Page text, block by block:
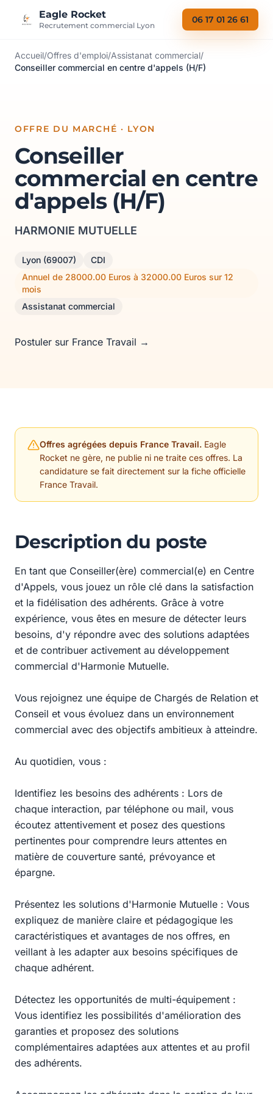
Eagle Rocket
Recrutement commercial Lyon
06 17 01 26 61
Accueil/Offres d'emploi/Assistanat commercial/
Conseiller commercial en centre d'appels (H/F)
OFFRE DU MARCHÉ · LYON
Conseiller
commercial en centre
d'appels (H/F)
HARMONIE MUTUELLE
Lyon (69007)
CDI
Annuel de 28000.00 Euros à 32000.00 Euros sur 12
mois
Assistanat commercial
Postuler sur France Travail →
Offres agrégées depuis France Travail. Eagle
Rocket ne gère, ne publie ni ne traite ces offres. La
candidature se fait directement sur la fiche officielle
France Travail.
Description du poste
En tant que Conseiller(ère) commercial(e) en Centre
d'Appels, vous jouez un rôle clé dans la satisfaction
et la fidélisation des adhérents. Grâce à votre
expérience, vous êtes en mesure de détecter leurs
besoins, d'y répondre avec des solutions adaptées
et de contribuer activement au développement
commercial d'Harmonie Mutuelle.
Vous rejoignez une équipe de Chargés de Relation et
Conseil et vous évoluez dans un environnement
commercial avec des objectifs ambitieux à atteindre.
Au quotidien, vous :
Identifiez les besoins des adhérents : Lors de
chaque interaction, par téléphone ou mail, vous
écoutez attentivement et posez des questions
pertinentes pour comprendre leurs attentes en
matière de couverture santé, prévoyance et
épargne.
Présentez les solutions d'Harmonie Mutuelle : Vous
expliquez de manière claire et pédagogique les
caractéristiques et avantages de nos offres, en
veillant à les adapter aux besoins spécifiques de
chaque adhérent.
Détectez les opportunités de multi-équipement :
Vous identifiez les possibilités d'amélioration des
garanties et proposez des solutions
complémentaires adaptées aux attentes et au profil
des adhérents.